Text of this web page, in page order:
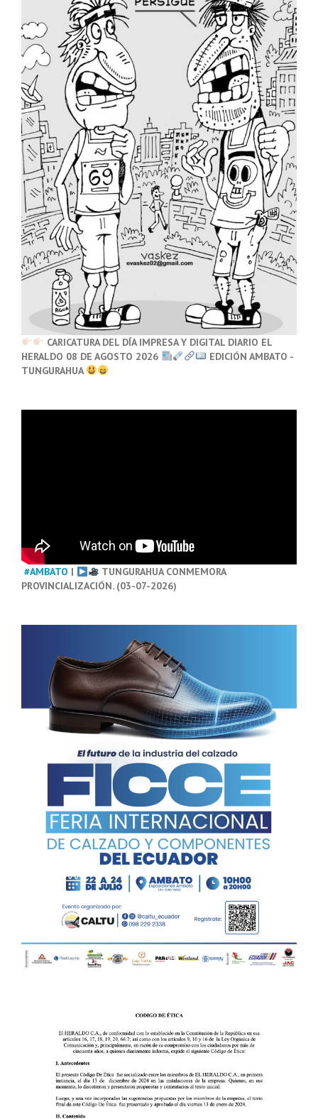
CARICATURA DEL DÍA IMPRESA Y DIGITAL DIARIO EL
HERALDO 08 DE AGOSTO 2026
EDICIÓN AMBATO -
TUNGURAHUA
#AMBATO |
TUNGURAHUA CONMEMORA
PROVINCIALIZACIÓN. (03-07-2026)